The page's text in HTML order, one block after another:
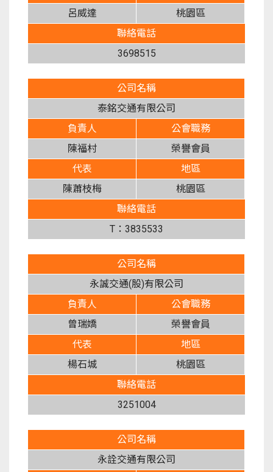
呂威達
桃園區
聯絡電話
3698515
公司名稱
泰銘交通有限公司
負責人
陳福村
公會職務
榮譽會員
代表
陳蕭枝梅
地區
桃園區
聯絡電話
T：3835533
公司名稱
永誠交通(股)有限公司
負責人
曾瑞嬌
公會職務
榮譽會員
代表
楊石城
地區
桃園區
聯絡電話
3251004
公司名稱
永詮交通有限公司